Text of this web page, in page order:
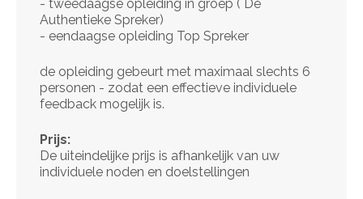
- tweedaagse opleiding in groep ( De
Authentieke Spreker)
- eendaagse opleiding Top Spreker
de opleiding gebeurt met maximaal slechts 6
personen - zodat een effectieve individuele
feedback mogelijk is.
Prijs:
De uiteindelijke prijs is afhankelijk van uw
individuele noden en doelstellingen